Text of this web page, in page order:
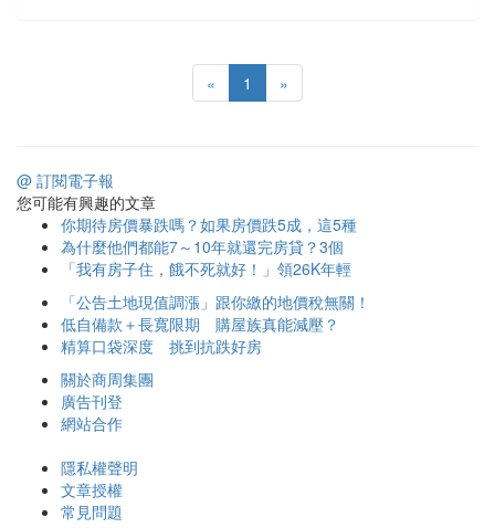
« 1 »
@ 訂閱電子報
您可能有興趣的文章
你期待房價暴跌嗎？如果房價跌5成，這5種
為什麼他們都能7～10年就還完房貸？3個
「我有房子住，餓不死就好！」領26K年輕
「公告土地現值調漲」跟你繳的地價稅無關！
低自備款＋長寬限期 購屋族真能減壓？
精算口袋深度 挑到抗跌好房
關於商周集團
廣告刊登
網站合作
隱私權聲明
文章授權
常見問題